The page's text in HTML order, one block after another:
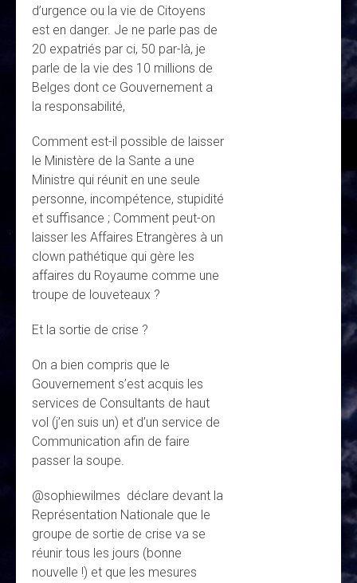
d’urgence ou la vie de Citoyens
est en danger. Je ne parle pas de
20 expatriés par ci, 50 par-là, je
parle de la vie des 10 millions de
Belges dont ce Gouvernement a
la responsabilité,
Comment est-il possible de laisser
le Ministère de la Sante a une
Ministre qui réunit en une seule
personne, incompétence, stupidité
et suffisance ; Comment peut-on
laisser les Affaires Etrangères à un
clown pathétique qui gère les
affaires du Royaume comme une
troupe de louveteaux ?
Et la sortie de crise ?
On a bien compris que le
Gouvernement s’est acquis les
services de Consultants de haut
vol (j’en suis un) et d’un service de
Communication afin de faire
passer la soupe.
@sophiewilmes déclare devant la
Représentation Nationale que le
groupe de sortie de crise va se
réunir tous les jours (bonne
nouvelle !) et que les mesures